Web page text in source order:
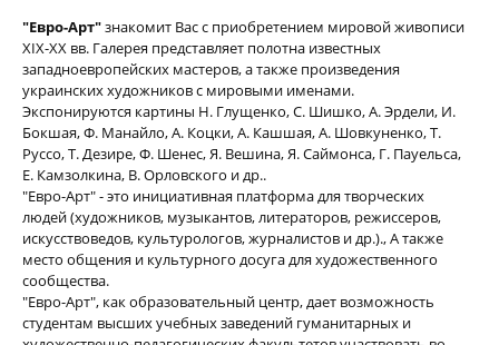
"Евро-Арт"знакомит Вас с приобретением мировой живописи
ХIX-XX вв. Галерея представляет полотна известных
западноевропейских мастеров, а также произведения
украинских художников с мировыми именами.
Экспонируются картины Н. Глущенко, С. Шишко, А. Эрдели, И.
Бокшая, Ф. Манайло, А. Коцки, А. Кашшая, А. Шовкуненко, Т.
Руссо, Т. Дезире, Ф. Шенес, Я. Вешина, Я. Саймонса, Г. Пауельса,
Е. Камзолкина, В. Орловского и др..
"Евро-Арт" - это инициативная платформа для творческих
людей (художников, музыкантов, литераторов, режиссеров,
искусствоведов, культурологов, журналистов и др.)., А также
место общения и культурного досуга для художественного
сообщества.
"Евро-Арт", как образовательный центр, дает возможность
студентам высших учебных заведений гуманитарных и